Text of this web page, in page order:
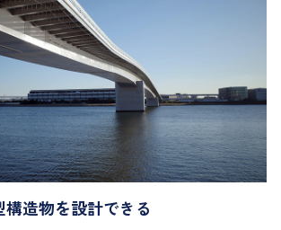
造物を設計できる